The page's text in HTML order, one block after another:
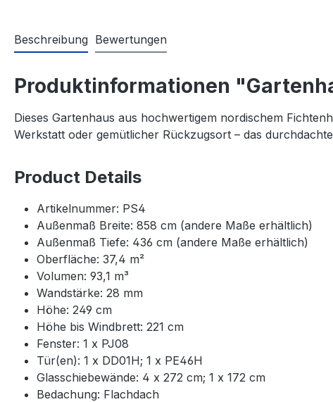
Beschreibung Bewertungen
Produktinformationen
Dieses Gartenhaus aus hochwertigem nordischem
Werkstatt oder gemütlicher Rückzugsort – das
Product Details
Artikelnummer: PS4
Außenmaß Breite: 858 cm (andere Maße erhältlich)
Außenmaß Tiefe: 436 cm (andere Maße erhältlich)
Oberfläche: 37,4 m²
Volumen: 93,1 m³
Wandstärke: 28 mm
Höhe: 249 cm
Höhe bis Windbrett: 221 cm
Fenster: 1 x PJ08
Tür(en): 1 x DD01H; 1 x PE46H
Glasschiebewände: 4 x 272 cm; 1 x 172 cm
Bedachung: Flachdach